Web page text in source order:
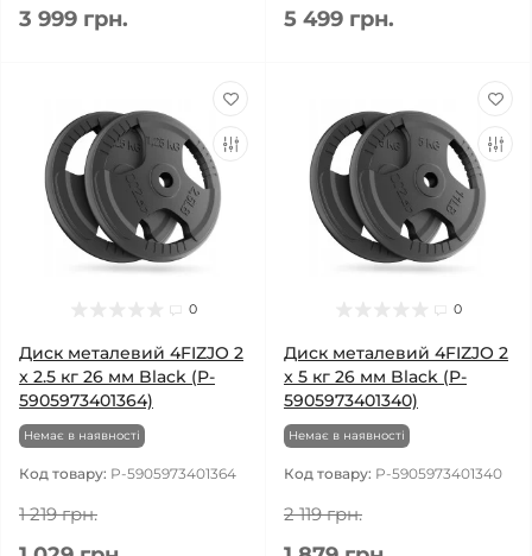
3 999 грн. 5 499 грн.
0
Диск металевий 4FIZJO 2
x 2.5 кг 26 мм Black (P-
5905973401364)
Немає в наявності
Код товару: P-5905973401364
1 219 грн.
0
Диск металевий 4FIZJO 2
x 5 кг 26 мм Black (P-
5905973401340)
Немає в наявності
Код товару: P-5905973401340
2 119 грн.